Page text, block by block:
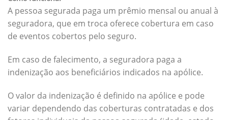
A pessoa segurada paga um prêmio mensal ou anual à
seguradora, que em troca oferece cobertura em caso
de eventos cobertos pelo seguro.
Em caso de falecimento, a seguradora paga a
indenização aos beneficiários indicados na apólice.
O valor da indenização é definido na apólice e pode
variar dependendo das coberturas contratadas e dos